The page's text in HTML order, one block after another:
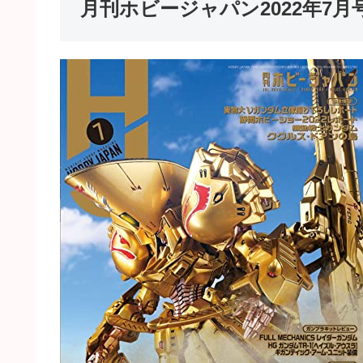
月刊ホビージャパン2022年7月